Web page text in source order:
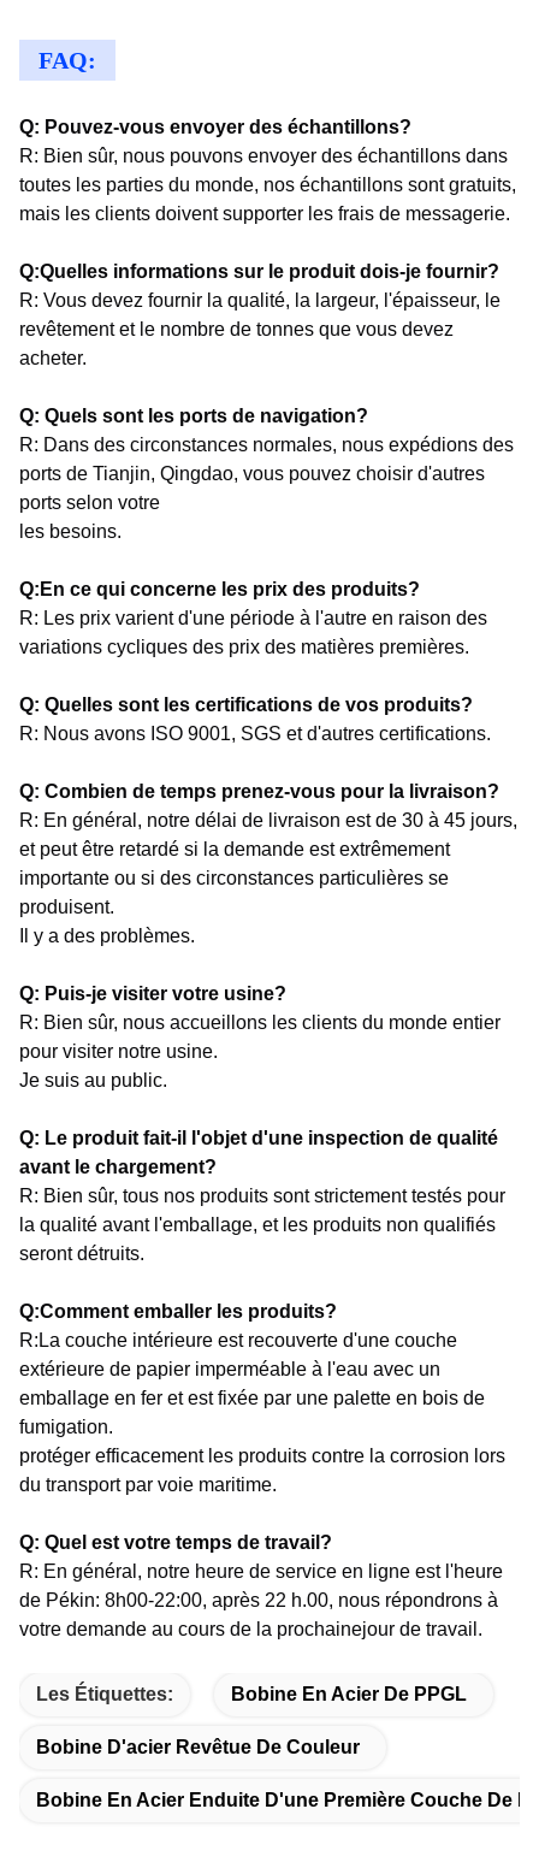
FAQ:
Q: Pouvez-vous envoyer des échantillons?
R: Bien sûr, nous pouvons envoyer des échantillons dans
toutes les parties du monde, nos échantillons sont gratuits,
mais les clients doivent supporter les frais de messagerie.
Q:Quelles informations sur le produit dois-je fournir?
R: Vous devez fournir la qualité, la largeur, l'épaisseur, le
revêtement et le nombre de tonnes que vous devez
acheter.
Q: Quels sont les ports de navigation?
R: Dans des circonstances normales, nous expédions des
ports de Tianjin, Qingdao, vous pouvez choisir d'autres
ports selon votre
les besoins.
Q:En ce qui concerne les prix des produits?
R: Les prix varient d'une période à l'autre en raison des
variations cycliques des prix des matières premières.
Q: Quelles sont les certifications de vos produits?
R: Nous avons ISO 9001, SGS et d'autres certifications.
Q: Combien de temps prenez-vous pour la livraison?
R: En général, notre délai de livraison est de 30 à 45 jours,
et peut être retardé si la demande est extrêmement
importante ou si des circonstances particulières se
produisent.
Il y a des problèmes.
Q: Puis-je visiter votre usine?
R: Bien sûr, nous accueillons les clients du monde entier
pour visiter notre usine.
Je suis au public.
Q: Le produit fait-il l'objet d'une inspection de qualité
avant le chargement?
R: Bien sûr, tous nos produits sont strictement testés pour
la qualité avant l'emballage, et les produits non qualifiés
seront détruits.
Q:Comment emballer les produits?
R:La couche intérieure est recouverte d'une couche
extérieure de papier imperméable à l'eau avec un
emballage en fer et est fixée par une palette en bois de
fumigation.
protéger efficacement les produits contre la corrosion lors
du transport par voie maritime.
Q: Quel est votre temps de travail?
R: En général, notre heure de service en ligne est l'heure
de Pékin: 8h00-22:00, après 22 h.00, nous répondrons à
votre demande au cours de la prochainejour de travail.
Les Étiquettes: Bobine En Acier De PPGL
Bobine D'acier Revêtue De Couleur
Bobine En Acier Enduite D'une Première Couche De